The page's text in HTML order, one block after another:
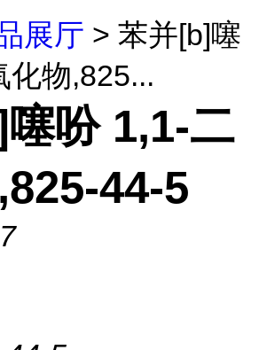
展厅 > 苯并[b]噻
化物,825...
吩 1,1-二
44-5